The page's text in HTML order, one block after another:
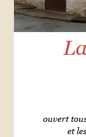
ouvert
et